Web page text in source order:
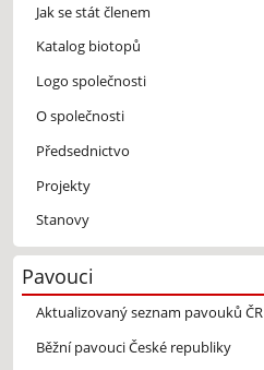
Jak se stát členem
Katalog biotopů
Logo společnosti
O společnosti
Předsednictvo
Projekty
Stanovy
Pavouci
Aktualizovaný seznam pavouků ČR
Běžní pavouci České republiky